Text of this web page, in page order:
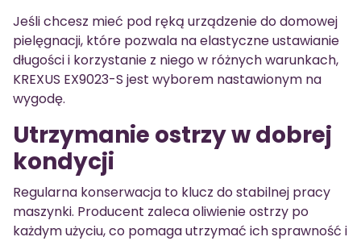
Jeśli chcesz mieć pod ręką urządzenie do domowej
pielęgnacji, które pozwala na elastyczne ustawianie
długości i korzystanie z niego w różnych warunkach,
KREXUS EX9023-S jest wyborem nastawionym na
wygodę.
Utrzymanie ostrzy w dobrej
kondycji
Regularna konserwacja to klucz do stabilnej pracy
maszynki. Producent zaleca oliwienie ostrzy po
każdym użyciu, co pomaga utrzymać ich sprawność i